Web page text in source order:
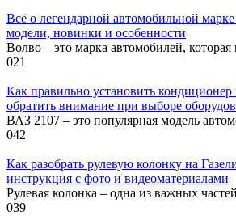
Всё о легендарной автомобильной
модели, новинки и особенности
Волво – это марка автомобилей, которая
021
Как правильно установить
обратить внимание при выборе
ВАЗ 2107 – это популярная модель
042
Как разобрать рулевую колонку на
инструкция с фото и видеоматериалами
Рулевая колонка – одна из важных
039